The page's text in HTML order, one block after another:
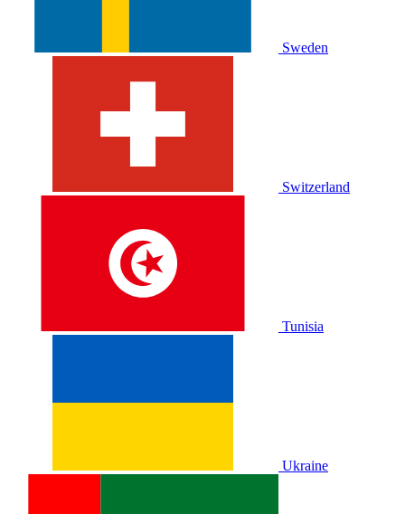
Sweden
Switzerland
Tunisia
Ukraine